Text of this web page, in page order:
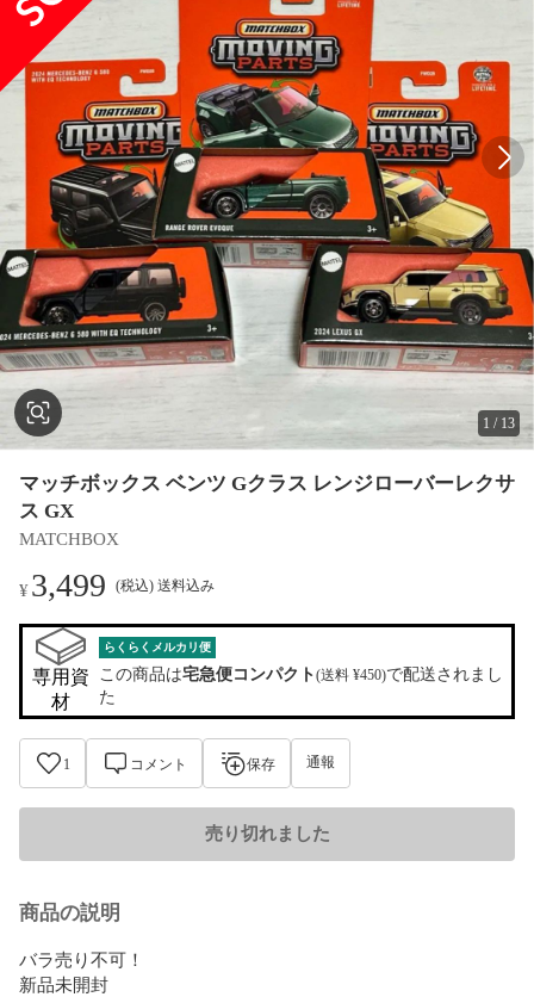
1 / 13
マッチボックス ベンツ Gクラス レンジローバーレクサ
ス GX
MATCHBOX
¥3,499 (税込) 送料込み
専用資
材
らくらくメルカリ便
この商品は宅急便コンパクト(送料 ¥450)で配送されまし
た
1 コメント 保存 通報
売り切れました
商品の説明
バラ売り不可！
新品未開封